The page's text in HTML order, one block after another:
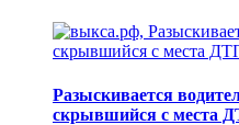
Разыскивается
скрывшийся с места